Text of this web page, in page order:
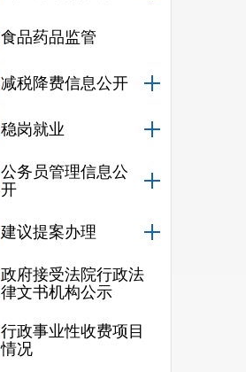
食品药品监管
减税降费信息公开
稳岗就业
公务员管理信息公
开
建议提案办理
政府接受法院行政法
律文书机构公示
行政事业性收费项目
情况